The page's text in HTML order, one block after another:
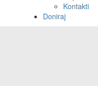
Kontakti
Doniraj